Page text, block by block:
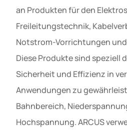
an Produkten für den
Freileitungstechnik,
Notstrom-Vorrichtungen
Diese Produkte sind speziell
Sicherheit und Effizienz in
Anwendungen zu
Bahnbereich,
Hochspannung. ARCUS